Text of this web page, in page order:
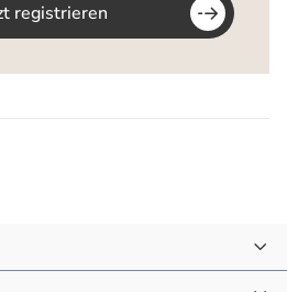
registrieren